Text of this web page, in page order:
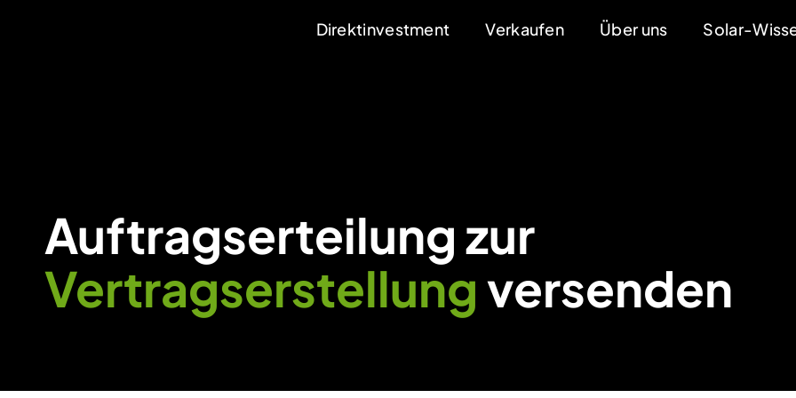
Direktinvestment Verkaufen Über uns Solar-
Auftragserteilung zur
Vertragserstellungversenden